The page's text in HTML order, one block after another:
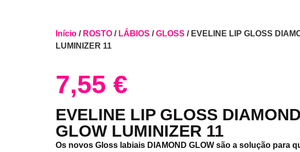
Início/ ROSTO/ LÁBIOS /GLOSS / EVELINE LIP GLOSS
LUMINIZER 11
7,55 €
EVELINE LIP GLOSS DIAMOND
GLOW LUMINIZER 11
Os novos Gloss labiais DIAMOND GLOW são a solução para